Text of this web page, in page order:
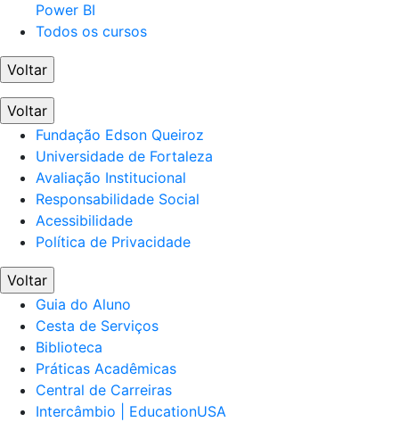
Power BI
Todos os cursos
Voltar
Voltar
Fundação Edson Queiroz
Universidade de Fortaleza
Avaliação Institucional
Responsabilidade Social
Acessibilidade
Política de Privacidade
Voltar
Guia do Aluno
Cesta de Serviços
Biblioteca
Práticas Acadêmicas
Central de Carreiras
Intercâmbio | EducationUSA